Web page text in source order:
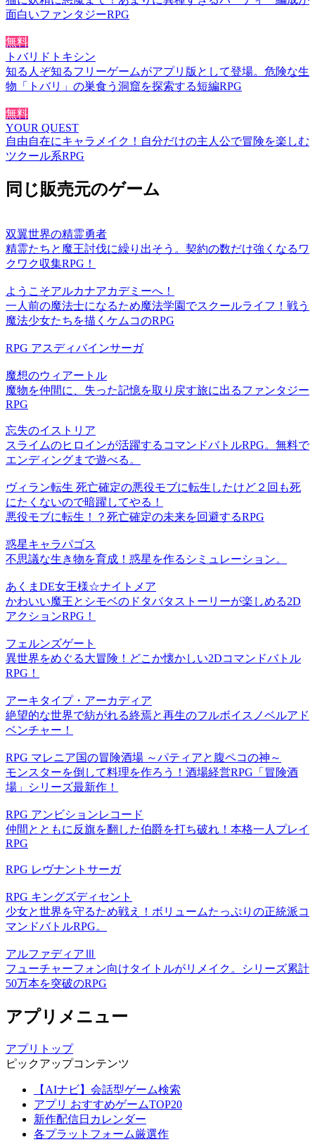
面白いファンタジーRPG
無料
トバリドトキシン
知る人ぞ知るフリーゲームがアプリ版として登場。危険な生
物「トバリ」の巣食う洞窟を探索する短編RPG
無料
YOUR QUEST
自由自在にキャラメイク！自分だけの主人公で冒険を楽しむ
ツクール系RPG
同じ販売元のゲーム
双翼世界の精霊勇者
精霊たちと魔王討伐に繰り出そう。契約の数だけ強くなるワ
クワク収集RPG！
ようこそアルカナアカデミーへ！
一人前の魔法士になるため魔法学園でスクールライフ！戦う
魔法少女たちを描くケムコのRPG
RPG アスディバインサーガ
魔想のウィアートル
魔物を仲間に、失った記憶を取り戻す旅に出るファンタジー
RPG
忘失のイストリア
スライムのヒロインが活躍するコマンドバトルRPG。無料で
エンディングまで遊べる。
ヴィラン転生 死亡確定の悪役モブに転生したけど２回も死
にたくないので暗躍してやる！
悪役モブに転生！？死亡確定の未来を回避するRPG
惑星キャラパゴス
不思議な生き物を育成！惑星を作るシミュレーション。
あくまDE女王様☆ナイトメア
かわいい魔王とシモベのドタバタストーリーが楽しめる2D
アクションRPG！
フェルンズゲート
異世界をめぐる大冒険！どこか懐かしい2Dコマンドバトル
RPG！
アーキタイプ・アーカディア
絶望的な世界で紡がれる終焉と再生のフルボイスノベルアド
ベンチャー！
RPG マレニア国の冒険酒場 ～パティアと腹ペコの神～
モンスターを倒して料理を作ろう！酒場経営RPG「冒険酒
場」シリーズ最新作！
RPG アンビションレコード
仲間とともに反旗を翻した伯爵を打ち破れ！本格一人プレイ
RPG
RPG レヴナントサーガ
RPG キングズディセント
少女と世界を守るため戦え！ボリュームたっぷりの正統派コ
マンドバトルRPG。
アルファディアⅢ
フューチャーフォン向けタイトルがリメイク。シリーズ累計
50万本を突破のRPG
アプリメニュー
アプリトップ
ピックアップコンテンツ
【AIナビ】会話型ゲーム検索
アプリ おすすめゲームTOP20
新作配信日カレンダー
各プラットフォーム厳選作